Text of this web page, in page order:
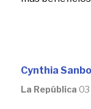
Cynthia
La República